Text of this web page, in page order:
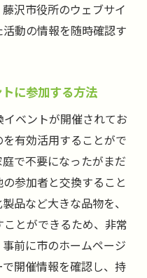
沢市役所のウェブサイ
動の情報を随時確認す
に参加する方法
ベントが開催されてお
有効活用することがで
で不要になったがまだ
参加者と交換すること
品など大きな品物を、
とができるため、非常
前に市のホームページ
開催情報を確認し、持